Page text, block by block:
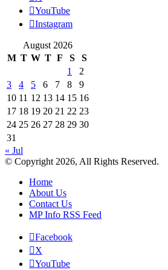
YouTube
Instagram
August 2026
M T W T F S
S
1
2
3
4 5 6 7 8
9
10 11 12 13 14 15 16
17 18 19 20 21 22 23
24 25 26 27 28 29 30
31
« Jul
© Copyright 2026, All Rights Reserved.
Home
About Us
Contact Us
MP Info RSS Feed
Facebook
X
YouTube